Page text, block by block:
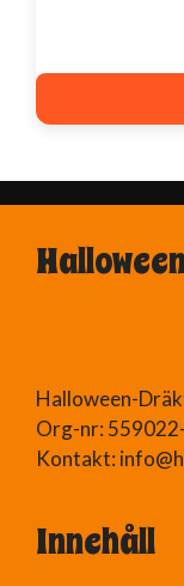
Halloween-
Org-nr:
Kontakt:
Innehåll